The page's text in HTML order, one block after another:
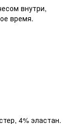
внутри,
время.
4% эластан.